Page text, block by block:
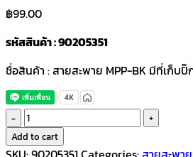
฿99.00
รหัสสินค้า : 90205351
ชื่อสินค้า : สายสะพาย MPP-BK มีที่เก็บปิ๊
สาย
สะพาย
MPP-
Add to cart